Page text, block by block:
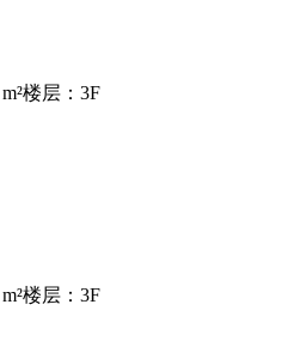
楼层：3F
楼层：3F